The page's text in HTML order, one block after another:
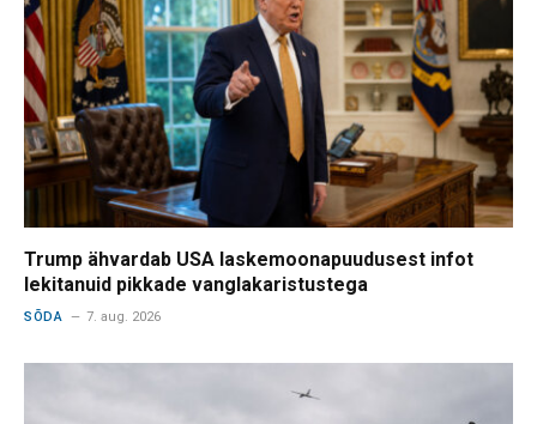
Trump ähvardab USA laskemoonapuudusest infot
lekitanuid pikkade vanglakaristustega
SÕDA 7. aug. 2026